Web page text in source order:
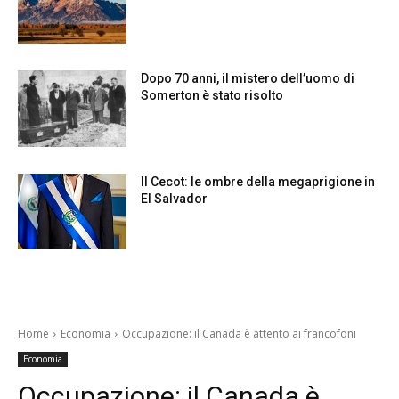
Dopo 70 anni, il mistero dell’uomo di
Somerton è stato risolto
Il Cecot: le ombre della megaprigione in
El Salvador